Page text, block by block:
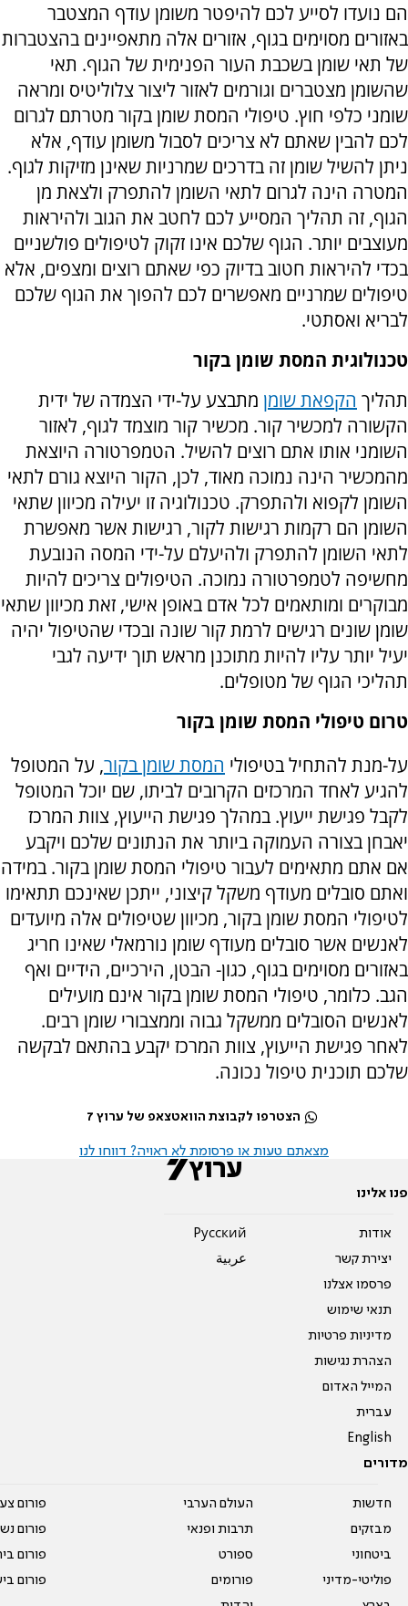
הם נועדו לסייע לכם להיפטר משומן עודף המצטבר
באזורים מסוימים בגוף, אזורים אלה מתאפיינים בהצטברות
של תאי שומן בשכבת העור הפנימית של הגוף. תאי
שהשומן מצטברים וגורמים לאזור ליצור צלוליטיס ומראה
שומני כלפי חוץ. טיפולי המסת שומן בקור מטרתם לגרום
לכם להבין שאתם לא צריכים לסבול משומן עודף, אלא
ניתן להשיל שומן זה בדרכים שמרניות שאינן מזיקות לגוף.
המטרה הינה לגרום לתאי השומן להתפרק ולצאת מן
הגוף, זה תהליך המסייע לכם לחטב את הגוב ולהיראות
מעוצבים יותר. הגוף שלכם אינו זקוק לטיפולים פולשניים
בכדי להיראות חטוב בדיוק כפי שאתם רוצים ומצפים, אלא
טיפולים שמרניים מאפשרים לכם להפוך את הגוף שלכם
לבריא ואסתטי.
טכנולוגית המסת שומן בקור
תהליך הקפאת שומן מתבצע על-ידי הצמדה של ידית
הקשורה למכשיר קור. מכשיר קור מוצמד לגוף, לאזור
השומני אותו אתם רוצים להשיל. הטמפרטורה היוצאת
מהמכשיר הינה נמוכה מאוד, לכן, הקור היוצא גורם לתאי
השומן לקפוא ולהתפרק. טכנולוגיה זו יעילה מכיוון שתאי
השומן הם רקמות רגישות לקור, רגישות אשר מאפשרת
לתאי השומן להתפרק ולהיעלם על-ידי המסה הנובעת
מחשיפה לטמפרטורה נמוכה. הטיפולים צריכים להיות
מבוקרים ומותאמים לכל אדם באופן אישי, זאת מכיוון שתאי
שומן שונים רגישים לרמת קור שונה ובכדי שהטיפול יהיה
יעיל יותר עליו להיות מתוכנן מראש תוך ידיעה לגבי
תהליכי הגוף של מטופלים.
טרום טיפולי המסת שומן בקור
על-מנת להתחיל בטיפולי המסת שומן בקור, על המטופל
להגיע לאחד המרכזים הקרובים לביתו, שם יוכל המטופל
לקבל פגישת ייעוץ. במהלך פגישת הייעוץ, צוות המרכז
יאבחן בצורה העמוקה ביותר את הנתונים שלכם ויקבע
אם אתם מתאימים לעבור טיפולי המסת שומן בקור. במידה
ואתם סובלים מעודף משקל קיצוני, ייתכן שאינכם תתאימו
לטיפולי המסת שומן בקור, מכיוון שטיפולים אלה מיועדים
לאנשים אשר סובלים מעודף שומן נורמאלי שאינו חריג
באזורים מסוימים בגוף, כגון- הבטן, הירכיים, הידיים ואף
הגב. כלומר, טיפולי המסת שומן בקור אינם מועילים
לאנשים הסובלים ממשקל גבוה וממצבורי שומן רבים.
לאחר פגישת הייעוץ, צוות המרכז יקבע בהתאם לבקשה
שלכם תוכנית טיפול נכונה.
הצטרפו לקבוצת הוואטצאפ של ערוץ 7
מצאתם טעות או פרסומת לא ראויה? דווחו לנו
פנו אלינו
אודות
יצירת קשר
פרסמו אצלנו
תנאי שימוש
מדיניות פרטיות
הצהרת נגישות
המייל האדום
עברית
English
Pусский
عربية
מדורים
חדשות
מבזקים
ביטחוני
פוליטי-מדיני
העולם הערבי
תרבות ופנאי
ספורט
פורומים
פורום
פורום
פורום
פורום